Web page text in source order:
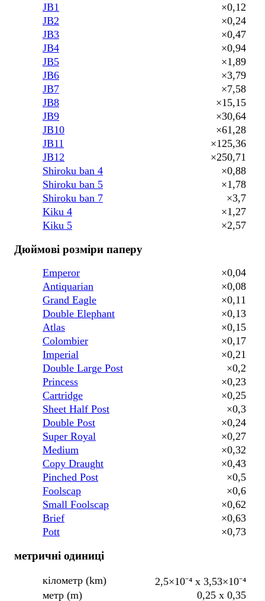
JB1
×0,12
JB2
×0,24
JB3
×0,47
JB4
×0,94
JB5
×1,89
JB6
×3,79
JB7
×7,58
JB8
×15,15
JB9
×30,64
JB10
×61,28
JB11
×125,36
JB12
×250,71
Shiroku ban 4
×0,88
Shiroku ban 5
×1,78
Shiroku ban 7
×3,7
Kiku 4
×1,27
Kiku 5
×2,57
Дюймові розміри паперу
Emperor
×0,04
Antiquarian
×0,08
Grand Eagle
×0,11
Double Elephant
×0,13
Atlas
×0,15
Colombier
×0,17
Imperial
×0,21
Double Large Post
×0,2
Princess
×0,23
Cartridge
×0,25
Sheet Half Post
×0,3
Double Post
×0,24
Super Royal
×0,27
Medium
×0,32
Copy Draught
×0,43
Pinched Post
×0,5
Foolscap
×0,6
Small Foolscap
×0,62
Brief
×0,63
Pott
×0,73
метричні одиниці
кілометр (km)
2,5×10⁻⁴ x 3,53×10⁻⁴
метр (m)
0,25 x 0,35